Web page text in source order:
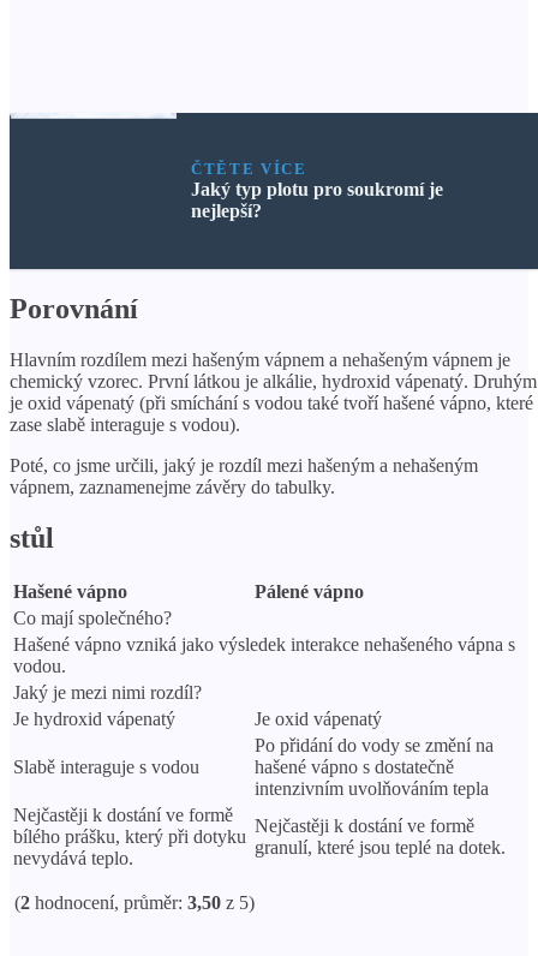
ČTĚTE VÍCE
Jaký typ plotu pro soukromí je
nejlepší?
Porovnání
Hlavním rozdílem mezi hašeným vápnem a nehašeným vápnem je
chemický vzorec. První látkou je alkálie, hydroxid vápenatý. Druhým
je oxid vápenatý (při smíchání s vodou také tvoří hašené vápno, které
zase slabě interaguje s vodou).
Poté, co jsme určili, jaký je rozdíl mezi hašeným a nehašeným
vápnem, zaznamenejme závěry do tabulky.
stůl
Hašené vápno
Pálené vápno
Co mají společného?
Hašené vápno vzniká jako výsledek interakce nehašeného vápna s
vodou.
Jaký je mezi nimi rozdíl?
Je hydroxid vápenatý
Je oxid vápenatý
Slabě interaguje s vodou
Po přidání do vody se změní na
hašené vápno s dostatečně
intenzivním uvolňováním tepla
Nejčastěji k dostání ve formě
bílého prášku, který při dotyku
nevydává teplo.
Nejčastěji k dostání ve formě
granulí, které jsou teplé na dotek.
(2 hodnocení, průměr: 3,50 z 5)